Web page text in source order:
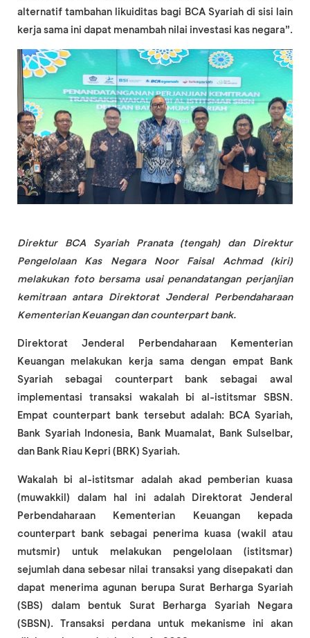
alternatif tambahan likuiditas bagi BCA Syariah di sisi lain
kerja sama ini dapat menambah nilai investasi kas negara”.
Direktur BCA Syariah Pranata (tengah) dan Direktur
Pengelolaan Kas Negara Noor Faisal Achmad (kiri)
melakukan foto bersama usai penandatangan perjanjian
kemitraan antara Direktorat Jenderal Perbendaharaan
Kementerian Keuangan dan counterpart bank.
Direktorat Jenderal Perbendaharaan Kementerian
Keuangan melakukan kerja sama dengan empat Bank
Syariah sebagai counterpart bank sebagai awal
implementasi transaksi wakalah bi al-istitsmar SBSN.
Empat counterpart bank tersebut adalah: BCA Syariah,
Bank Syariah Indonesia, Bank Muamalat, Bank Sulselbar,
dan Bank Riau Kepri (BRK) Syariah.
Wakalah bi al-istitsmar adalah akad pemberian kuasa
(muwakkil) dalam hal ini adalah Direktorat Jenderal
Perbendaharaan Kementerian Keuangan kepada
counterpart bank sebagai penerima kuasa (wakil atau
mutsmir) untuk melakukan pengelolaan (istitsmar)
sejumlah dana sebesar nilai transaksi yang disepakati dan
dapat menerima agunan berupa Surat Berharga Syariah
(SBS) dalam bentuk Surat Berharga Syariah Negara
(SBSN). Transaksi perdana untuk mekanisme ini akan